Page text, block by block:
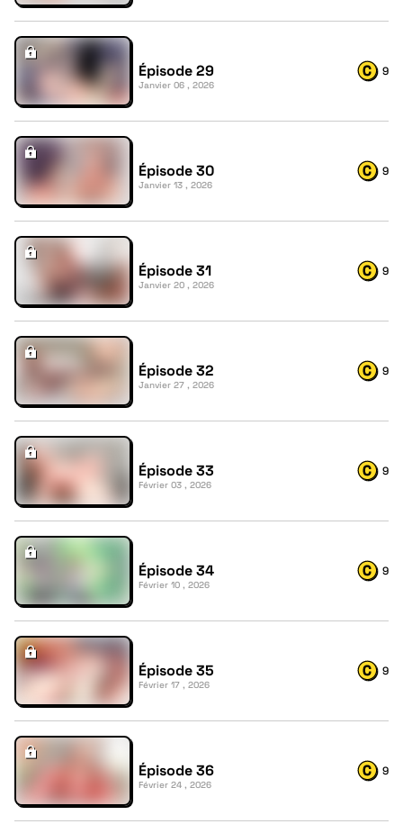
Épisode 29
Janvier 06 , 2026
9
Épisode 30
Janvier 13 , 2026
9
Épisode 31
Janvier 20 , 2026
9
Épisode 32
Janvier 27 , 2026
9
Épisode 33
Février 03 , 2026
9
Épisode 34
Février 10 , 2026
9
Épisode 35
Février 17 , 2026
9
Épisode 36
Février 24 , 2026
9